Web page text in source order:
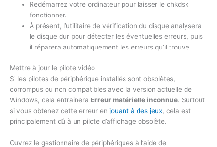
Redémarrez votre ordinateur pour laisser le chkdsk
fonctionner.
À présent, l’utilitaire de vérification du disque analysera
le disque dur pour détecter les éventuelles erreurs, puis
il réparera automatiquement les erreurs qu’il trouve.
Mettre à jour le pilote vidéo
Si les pilotes de périphérique installés sont obsolètes,
corrompus ou non compatibles avec la version actuelle de
Windows, cela entraînera Erreur matérielle inconnue. Surtout
si vous obtenez cette erreur en jouant à des jeux, cela est
principalement dû à un pilote d’affichage obsolète.
Ouvrez le gestionnaire de périphériques à l’aide de